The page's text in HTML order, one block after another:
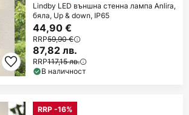
Lindby LED външна стенна лампа Anlira,
бяла, Up & down, IP65
44,90 €
RRP59,90 €
87,82 лв.
RRP117,15 лв.
В наличност
RRP -16%